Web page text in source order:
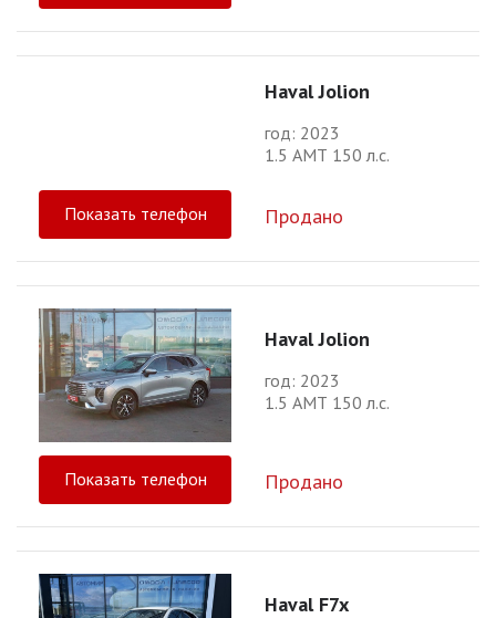
Haval Jolion
год: 2023
1.5 АМТ 150 л.с.
Показать телефон Продано
Haval Jolion
год: 2023
1.5 АМТ 150 л.с.
Показать телефон Продано
Haval F7x